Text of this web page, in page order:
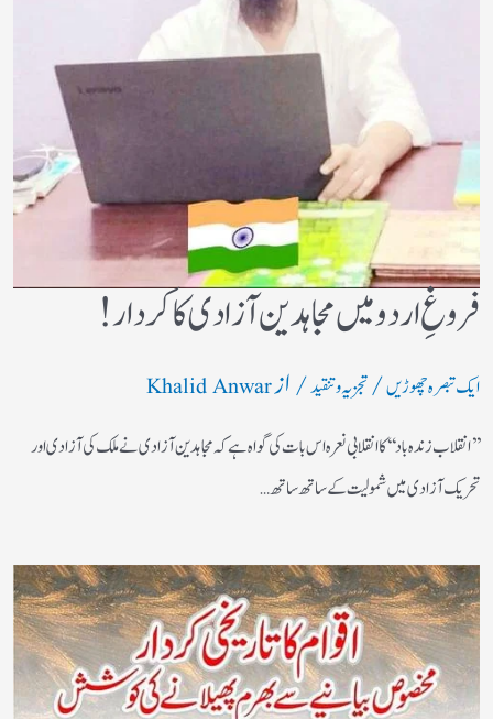
فروغِ اردو میں مجاہدین آزادی کا کردار!
ایک تبصرہ چھوڑیں/تجزیہ و تنقید/ ازKhalid Anwar
’’انقلاب زندہ باد‘‘کا انقلابی نعرہ اس بات کی گواہ ہے کہ مجاہدین آزادی نے ملک کی آزادی اور
تحریک آزادی میں شمولیت کے ساتھ ساتھ…